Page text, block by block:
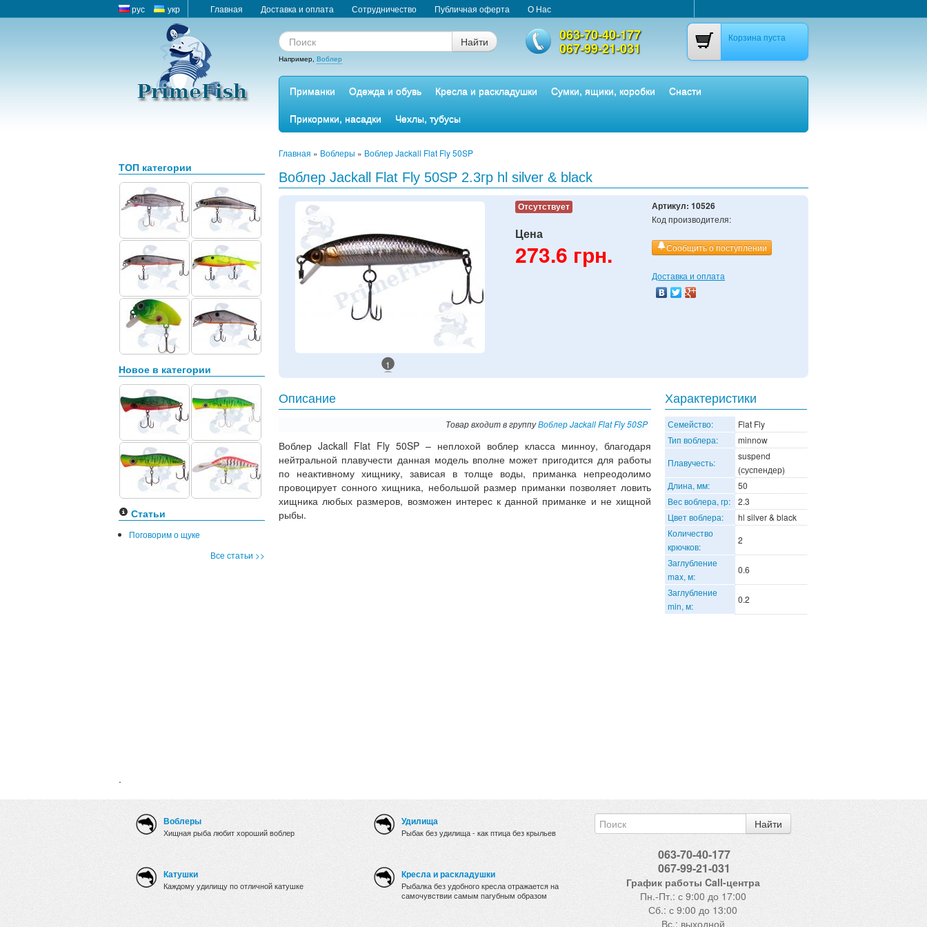
рус укр Главная Доставка и оплата Сотрудничество Публичная оферта О Нас
Найти
Например, Воблер
063-70-40-177
067-99-21-031
Корзина пуста
Приманки Одежда и обувь Кресла и раскладушки Сумки, ящики, коробки
Снасти
Прикормки, насадки
Чехлы, тубусы
ТОП категории
Новое в категории
Статьи
Поговорим о щуке
Все статьи >>
.
Главная » Воблеры » Воблер Jackall Flat Fly 50SP
Воблер Jackall Flat Fly 50SP 2.3гр hl silver & black
1
Отсутствует
Цена
273.6 грн.
Артикул: 10526
Код производителя:
Сообщить о поступлении
Доставка и оплата
Описание
Товар входит в группуВоблер Jackall Flat Fly 50SP
Воблер Jackall Flat Fly 50SP – неплохой воблер класса минноу, благодаря
нейтральной плавучести данная модель вполне может пригодится для работы
по неактивному хищнику, зависая в толще воды, приманка непреодолимо
провоцирует сонного хищника, небольшой размер приманки позволяет ловить
хищника любых размеров, возможен интерес к данной приманке и не хищной
рыбы.
Характеристики
Семейство:
Flat Fly
Тип воблера:
minnow
Плавучесть:
suspend
(суспендер)
Длина, мм:
50
Вес воблера, гр:
2.3
Цвет воблера:
hl silver & black
Количество
крючков:
2
Заглубление
max, м:
0.6
Заглубление
min, м:
0.2
Воблеры
Хищная рыба любит хороший воблер
Катушки
Каждому удилищу по отличной катушке
Удилища
Рыбак без удилища - как птица без крыльев
Кресла и раскладушки
Рыбалка без удобного кресла отражается на
самочувствии самым пагубным образом
Найти
063-70-40-177
067-99-21-031
График работы Call-центра
Пн.-Пт.: с 9:00 до 17:00
Сб.: с 9:00 до 13:00
Вс.: выходной